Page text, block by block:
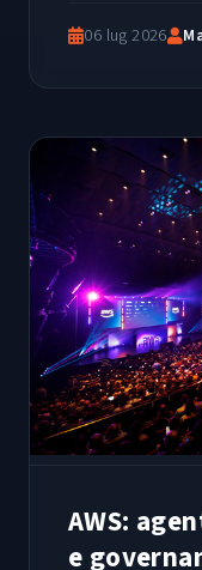
06 lug 2026
AWS:
e